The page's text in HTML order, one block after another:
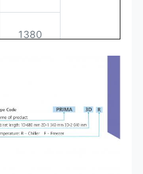
1380
0 / +6
880